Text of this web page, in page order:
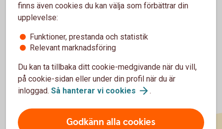
Avser svenska och nordiska aktier. Tillbaka
finns även cookies du kan välja som förbättrar din
upplevelse:
Funktioner, prestanda och statistik
Relevant marknadsföring
Du kan ta tillbaka ditt cookie-medgivande när du vill,
på cookie-sidan eller under din profil när du är
inloggad. Så hanterar vi cookies .
Godkänn alla cookies